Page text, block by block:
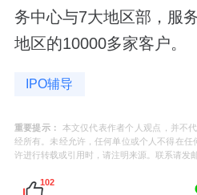
务中心与7大地区部，服
地区的10000多家客户。
IPO辅导
重要提示：
本文仅代表作者个人观点，并不
经所有。未经允许，任何单位或个人不得在
许进行转载或引用时，请注明来源。联系请发
102